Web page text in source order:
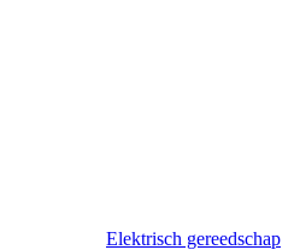
Elektrisch gereedschap